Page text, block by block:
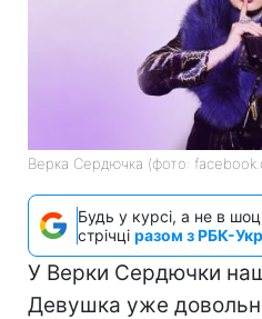
Верка Сердючка (фото:
Будь у курсі, а не в
стрічці разом з РБК-
У Верки Сердючки
Девушка уже